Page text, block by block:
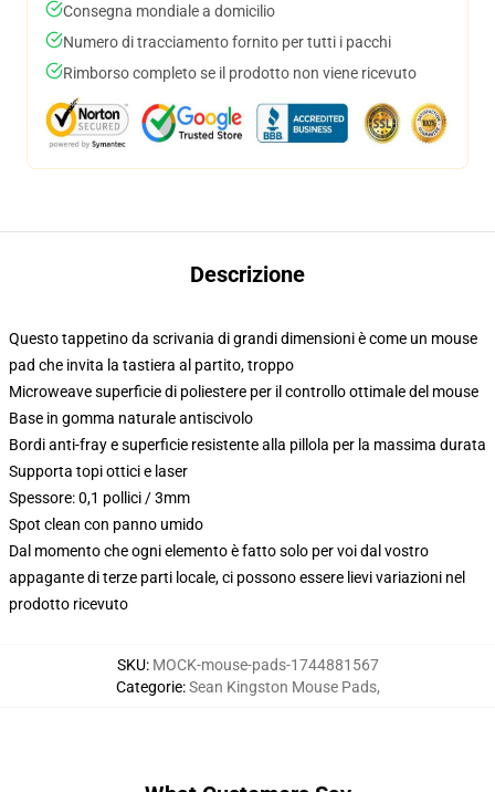
Consegna mondiale a domicilio
Numero di tracciamento fornito per tutti i pacchi
Rimborso completo se il prodotto non viene ricevuto
Descrizione
Questo tappetino da scrivania di grandi dimensioni è come un mouse
pad che invita la tastiera al partito, troppo
Microweave superficie di poliestere per il controllo ottimale del mouse
Base in gomma naturale antiscivolo
Bordi anti-fray e superficie resistente alla pillola per la massima durata
Supporta topi ottici e laser
Spessore: 0,1 pollici / 3mm
Spot clean con panno umido
Dal momento che ogni elemento è fatto solo per voi dal vostro
appagante di terze parti locale, ci possono essere lievi variazioni nel
prodotto ricevuto
SKU: MOCK-mouse-pads-1744881567
Categorie:Sean Kingston Mouse Pads,